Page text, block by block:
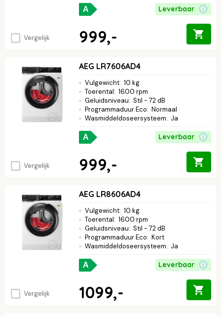
Vergelijk
A Leverbaar
999,-
Vergelijk
AEG LR7606AD4
Vulgewicht: 10 kg
Toerental: 1600 rpm
Geluidsniveau: Stil - 72 dB
Programmaduur Eco: Normaal
Wasmiddeldoseersysteem: Ja
A Leverbaar
999,-
Vergelijk
AEG LR8606AD4
Vulgewicht: 10 kg
Toerental: 1600 rpm
Geluidsniveau: Stil - 72 dB
Programmaduur Eco: Kort
Wasmiddeldoseersysteem: Ja
A Leverbaar
1099,-